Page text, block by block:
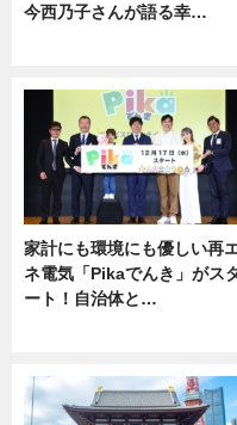
今西乃子さんが語る幸…
家計にも環境にも優しい再
ネ電気「Pikaでんき」がス
ート！自治体と…